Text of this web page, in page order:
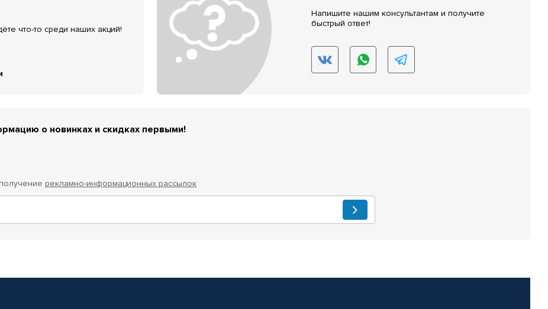
что-то среди наших акций!
Напишите нашим консультантам и получите
быстрый ответ!
о новинках и скидках первыми!
рекламно-информационных рассылок